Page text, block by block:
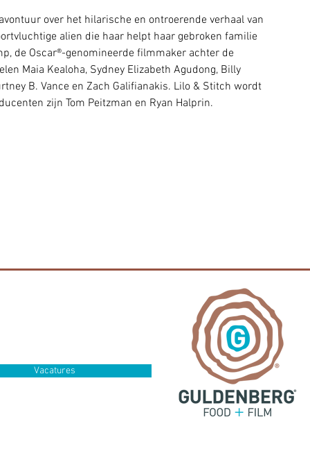
over het hilarische en ontroerende verhaal van
alien die haar helpt haar gebroken familie
de Oscar®-genomineerde filmmaker achter de
Maia Kealoha, Sydney Elizabeth Agudong, Billy
B. Vance en Zach Galifianakis. Lilo & Stitch wordt
zijn Tom Peitzman en Ryan Halprin.
Vacatures